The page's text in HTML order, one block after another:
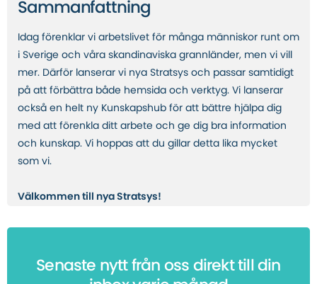
Sammanfattning
Idag förenklar vi arbetslivet för många människor runt om
i Sverige och våra skandinaviska grannländer, men vi vill
mer. Därför lanserar vi nya Stratsys och passar samtidigt
på att förbättra både hemsida och verktyg. Vi lanserar
också en helt ny Kunskapshub för att bättre hjälpa dig
med att förenkla ditt arbete och ge dig bra information
och kunskap. Vi hoppas att du gillar detta lika mycket
som vi.
Välkommen till nya Stratsys!
Senaste nytt från oss direkt till din